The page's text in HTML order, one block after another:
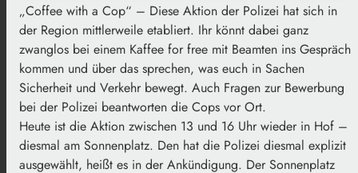
„Coffee with a Cop“ – Diese Aktion der Polizei hat sich in
der Region mittlerweile etabliert. Ihr könnt dabei ganz
zwanglos bei einem Kaffee for free mit Beamten ins Gespräch
kommen und über das sprechen, was euch in Sachen
Sicherheit und Verkehr bewegt. Auch Fragen zur Bewerbung
bei der Polizei beantworten die Cops vor Ort.
Heute ist die Aktion zwischen 13 und 16 Uhr wieder in Hof –
diesmal am Sonnenplatz. Den hat die Polizei diesmal explizit
ausgewählt, heißt es in der Ankündigung. Der Sonnenplatz